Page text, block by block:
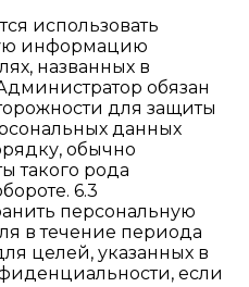
использовать
информацию
названных в
обязан
для защиты
данных
обычно
такого рода
6.3
персональную
в течение периода
целей, указанных в
если